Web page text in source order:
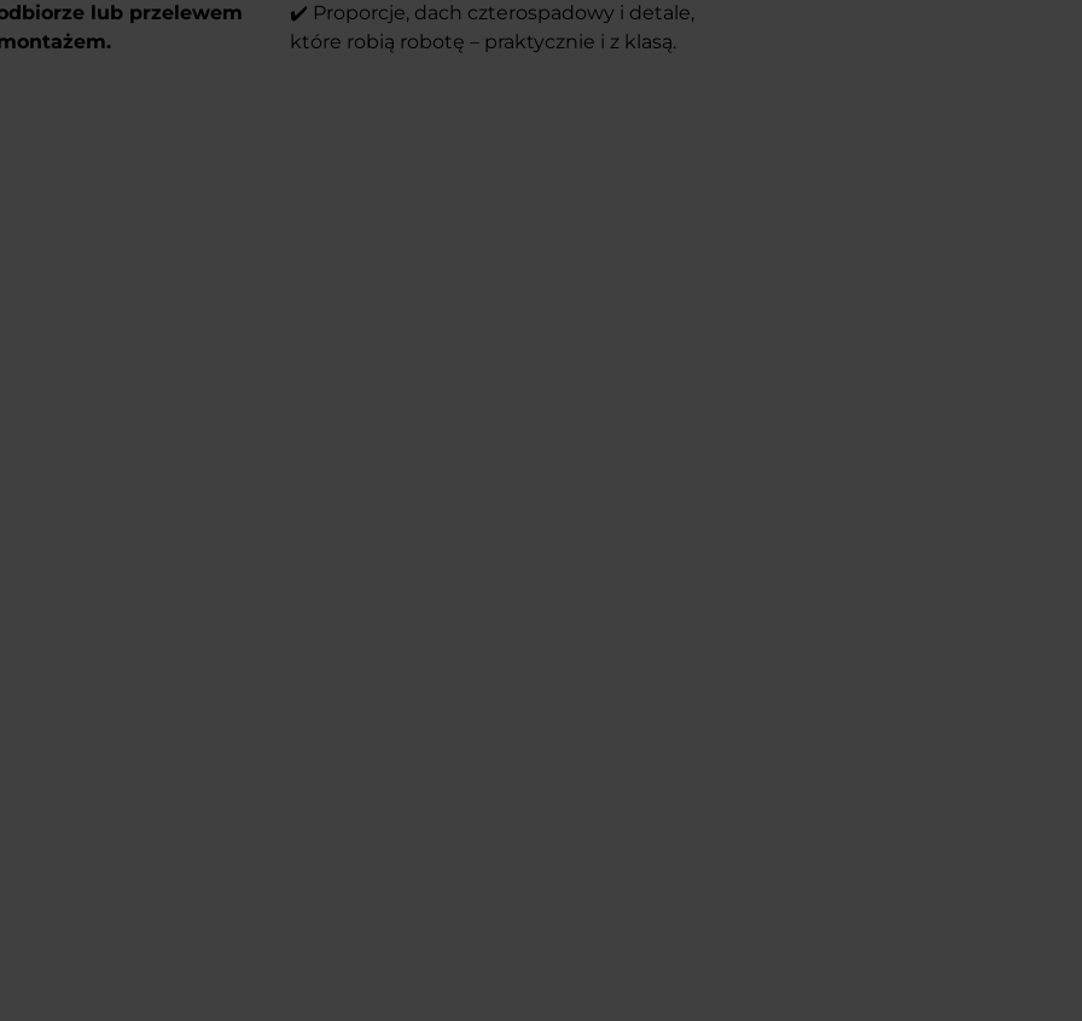
lub przelewem
✔️ Proporcje, dach czterospadowy i detale,
które robią robotę – praktycznie i z klasą.